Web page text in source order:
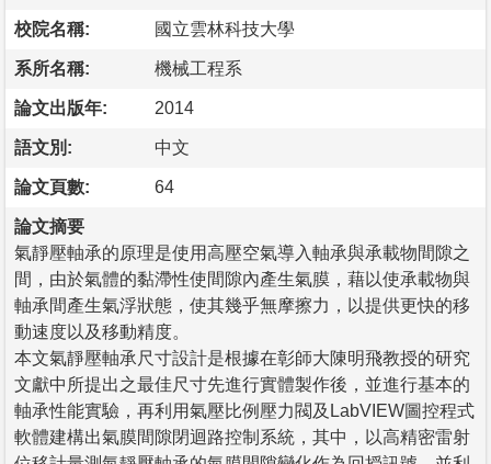
校院名稱: 國立雲林科技大學
系所名稱: 機械工程系
論文出版年: 2014
語文別: 中文
論文頁數: 64
論文摘要
氣靜壓軸承的原理是使用高壓空氣導入軸承與承載物間隙之
間，由於氣體的黏滯性使間隙內產生氣膜，藉以使承載物與
軸承間產生氣浮狀態，使其幾乎無摩擦力，以提供更快的移
動速度以及移動精度。
本文氣靜壓軸承尺寸設計是根據在彰師大陳明飛教授的研究
文獻中所提出之最佳尺寸先進行實體製作後，並進行基本的
軸承性能實驗，再利用氣壓比例壓力閥及LabVIEW圖控程式
軟體建構出氣膜間隙閉迴路控制系統，其中，以高精密雷射